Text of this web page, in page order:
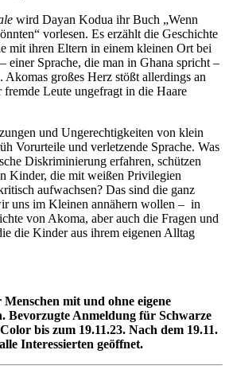
wird Dayan Kodua ihr Buch „Wenn
vorlesen. Es erzählt die Geschichte
mit ihren Eltern in einem kleinen Ort bei
einer Sprache, die man in Ghana spricht –
Akomas großes Herz stößt allerdings an
Leute ungefragt in die Haare
und Ungerechtigkeiten von klein
Vorurteile und verletzende Sprache. Was
Diskriminierung erfahren, schützen
Kinder, die mit weißen Privilegien
aufwachsen? Das sind die ganz
uns im Kleinen annähern wollen – in
von Akoma, aber auch die Fragen und
die Kinder aus ihrem eigenen Alltag
mit und ohne eigene
Bevorzugte Anmeldung für Schwarze
bis zum 19.11.23. Nach dem 19.11.
Interessierten geöffnet.